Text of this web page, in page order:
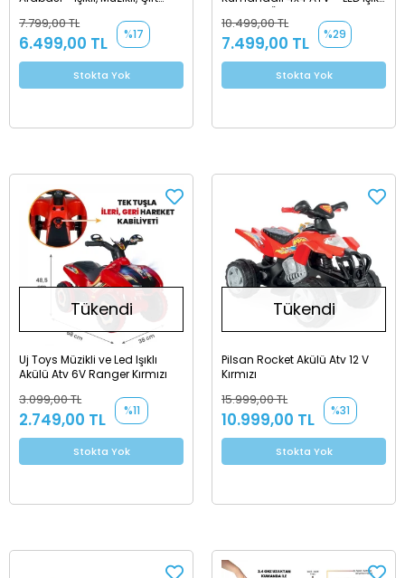
7.799,00 TL
6.499,00 TL %17
Stokta Yok
ve Müzik Özellikli Akülü Arazi
Aracı
10.499,00 TL
7.499,00 TL %29
Stokta Yok
Tükendi
Uj Toys Müzikli ve Led Işıklı
Akülü Atv 6V Ranger Kırmızı
3.099,00 TL
2.749,00 TL %11
Stokta Yok
Tükendi
Pilsan Rocket Akülü Atv 12 V
Kırmızı
15.999,00 TL
10.999,00 TL %31
Stokta Yok